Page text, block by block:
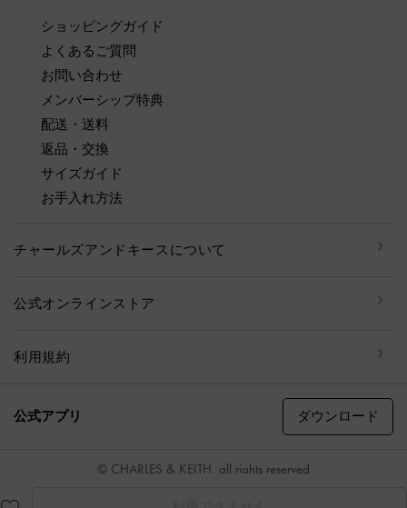
ショッピングガイド
よくあるご質問
お問い合わせ
メンバーシップ特典
配送・送料
返品・交換
サイズガイド
お手入れ方法
チャールズアンドキースについて
公式オンラインストア
利用規約
公式アプリ ダウンロード
© CHARLES & KEITH, all rights reserved